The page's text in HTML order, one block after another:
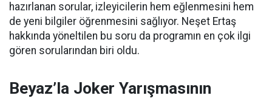
hazırlanan sorular, izleyicilerin hem eğlenmesini hem
de yeni bilgiler öğrenmesini sağlıyor. Neşet Ertaş
hakkında yöneltilen bu soru da programın en çok ilgi
gören sorularından biri oldu.
Beyaz’la Joker Yarışmasının